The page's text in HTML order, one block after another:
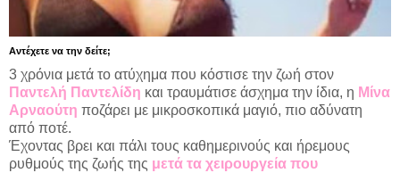
Αντέχετε να την δείτε;
3 χρόνια μετά το ατύχημα που κόστισε την ζωή στον
Παντελή Παντελίδη και τραυμάτισε άσχημα την ίδια, η Μίνα
Αρναούτη ποζάρει με μικροσκοπικά μαγιό, πιο αδύνατη
από ποτέ.
Έχοντας βρει και πάλι τους καθημερινούς και ήρεμους
ρυθμούς της ζωής της μετά τα χειρουργεία που